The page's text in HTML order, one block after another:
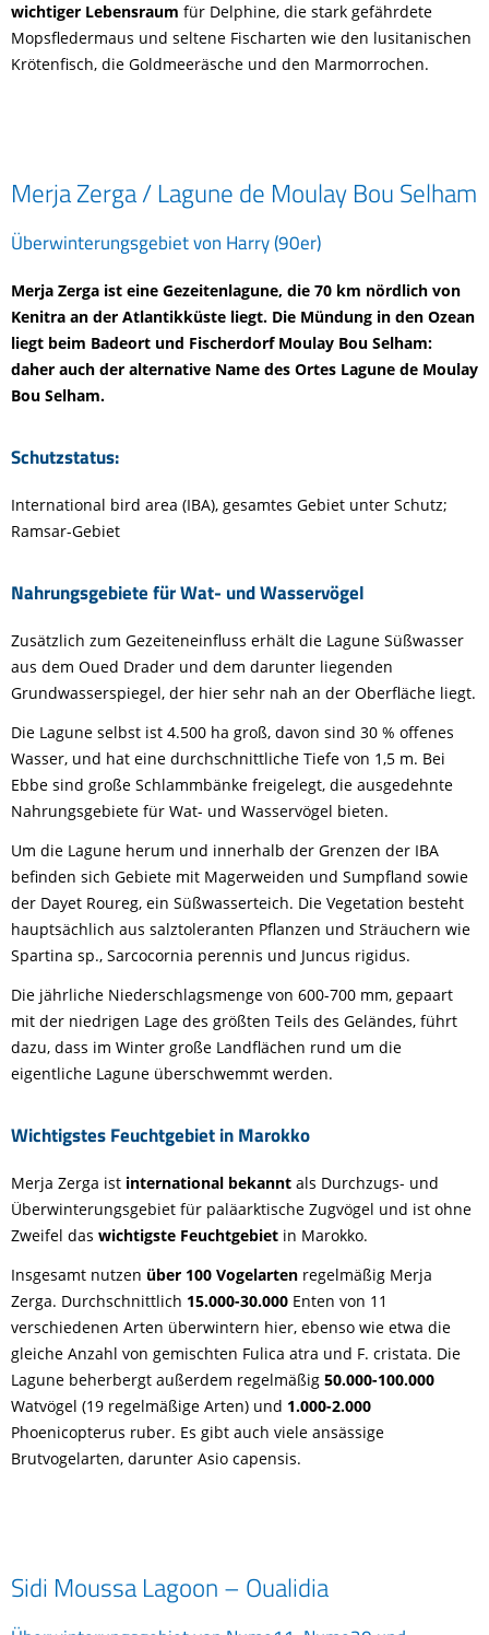
wichtiger Lebensraum für Delphine, die stark gefährdete
Mopsfledermaus und seltene Fischarten wie den lusitanischen
Krötenfisch, die Goldmeeräsche und den Marmorrochen.
Merja Zerga / Lagune de Moulay Bou Selham
Überwinterungsgebiet von Harry (90er)
Merja Zerga ist eine Gezeitenlagune, die 70 km nördlich von
Kenitra an der Atlantikküste liegt. Die Mündung in den Ozean
liegt beim Badeort und Fischerdorf Moulay Bou Selham:
daher auch der alternative Name des Ortes Lagune de Moulay
Bou Selham.
Schutzstatus:
International bird area (IBA), gesamtes Gebiet unter Schutz;
Ramsar-Gebiet
Nahrungsgebiete für Wat- und Wasservögel
Zusätzlich zum Gezeiteneinfluss erhält die Lagune Süßwasser
aus dem Oued Drader und dem darunter liegenden
Grundwasserspiegel, der hier sehr nah an der Oberfläche liegt.
Die Lagune selbst ist 4.500 ha groß, davon sind 30 % offenes
Wasser, und hat eine durchschnittliche Tiefe von 1,5 m. Bei
Ebbe sind große Schlammbänke freigelegt, die ausgedehnte
Nahrungsgebiete für Wat- und Wasservögel bieten.
Um die Lagune herum und innerhalb der Grenzen der IBA
befinden sich Gebiete mit Magerweiden und Sumpfland sowie
der Dayet Roureg, ein Süßwasserteich. Die Vegetation besteht
hauptsächlich aus salztoleranten Pflanzen und Sträuchern wie
Spartina sp., Sarcocornia perennis und Juncus rigidus.
Die jährliche Niederschlagsmenge von 600-700 mm, gepaart
mit der niedrigen Lage des größten Teils des Geländes, führt
dazu, dass im Winter große Landflächen rund um die
eigentliche Lagune überschwemmt werden.
Wichtigstes Feuchtgebiet in Marokko
Merja Zerga ist international bekannt als Durchzugs- und
Überwinterungsgebiet für paläarktische Zugvögel und ist ohne
Zweifel das wichtigste Feuchtgebiet in Marokko.
Insgesamt nutzen über 100 Vogelarten regelmäßig Merja
Zerga. Durchschnittlich 15.000-30.000 Enten von 11
verschiedenen Arten überwintern hier, ebenso wie etwa die
gleiche Anzahl von gemischten Fulica atra und F. cristata. Die
Lagune beherbergt außerdem regelmäßig 50.000-100.000
Watvögel (19 regelmäßige Arten) und 1.000-2.000
Phoenicopterus ruber. Es gibt auch viele ansässige
Brutvogelarten, darunter Asio capensis.
Sidi Moussa Lagoon – Oualidia